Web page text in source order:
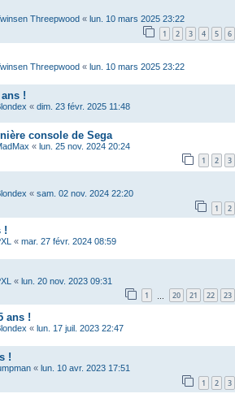
Threepwood « lun. 10 mars 2025 23:22
1 2 3 4 5 6
Threepwood « lun. 10 mars 2025 23:22
!
« dim. 23 févr. 2025 11:48
console de Sega
« lun. 25 nov. 2024 20:24
1 2 3
« sam. 02 nov. 2024 22:20
1 2
!
« mar. 27 févr. 2024 08:59
« lun. 20 nov. 2023 09:31
1 20 21 22 23
ans !
« lun. 17 juil. 2023 22:47
!
« lun. 10 avr. 2023 17:51
1 2 3